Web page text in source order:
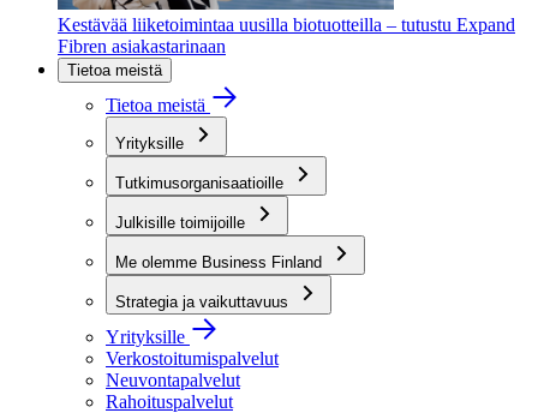
Kestävää liiketoimintaa uusilla biotuotteilla – tutustu Expand
Fibren asiakastarinaan
Tietoa meistä
Tietoa meistä
Yrityksille
Tutkimusorganisaatioille
Julkisille toimijoille
Me olemme Business Finland
Strategia ja vaikuttavuus
Yrityksille
Verkostoitumispalvelut
Neuvontapalvelut
Rahoituspalvelut